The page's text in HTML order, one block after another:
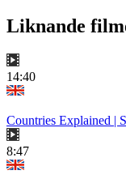
Liknande
14:40
Countries Explained |
8:47